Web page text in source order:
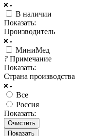
В наличии
Показать:
Производитель
МиниМед
? Примечание
Показать:
Страна производства
Все
Россия
Показать:
Очистить